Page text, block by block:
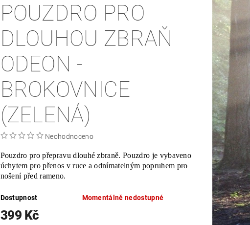
POUZDRO PRO
DLOUHOU ZBRAŇ
ODEON -
BROKOVNICE
(ZELENÁ)
Neohodnoceno
Pouzdro pro přepravu dlouhé zbraně. Pouzdro je vybaveno
úchytem pro přenos v ruce a odnímatelným popruhem pro
nošení před rameno.
Dostupnost Momentálně nedostupné
399 Kč